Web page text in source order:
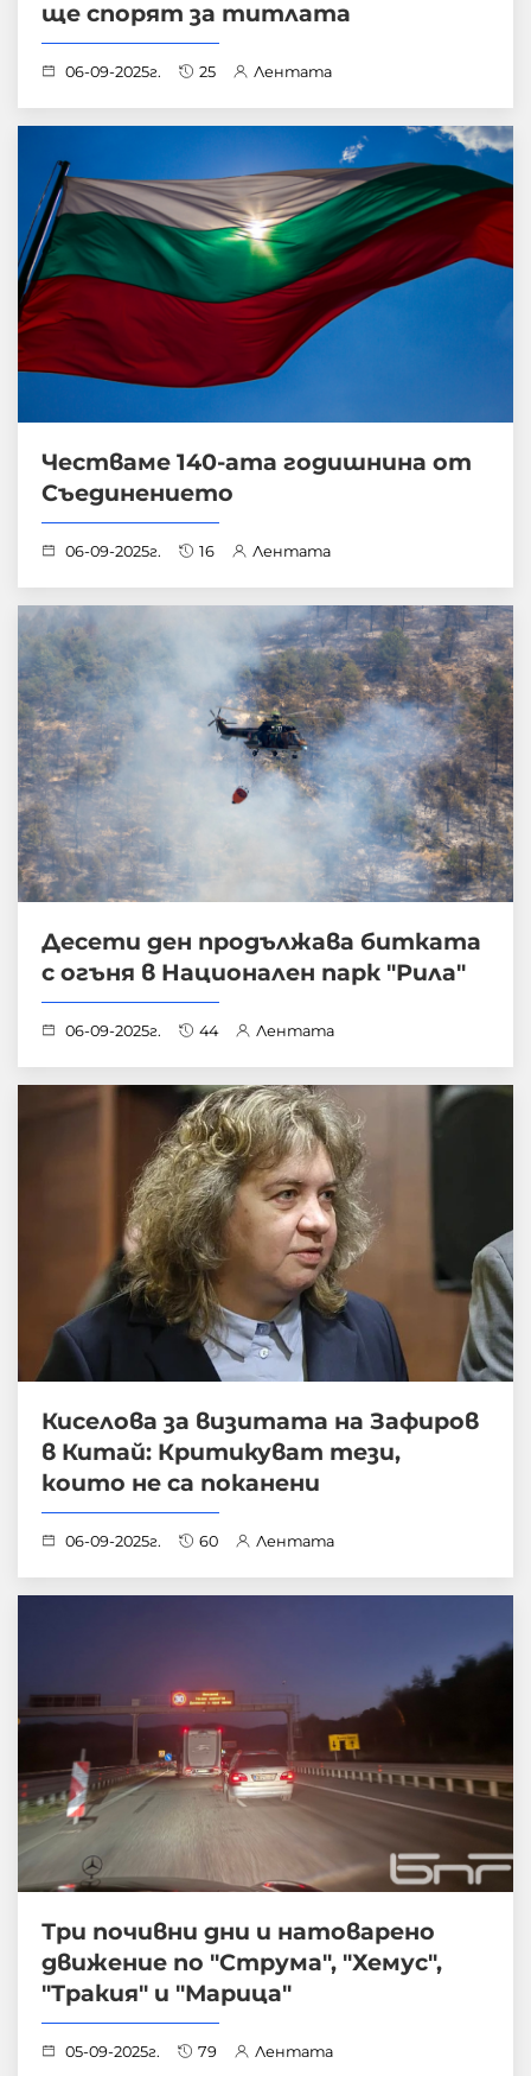
ще спорят за титлата
06-09-2025г. 25 Лентата
Честваме 140-ата годишнина от
Съединението
06-09-2025г. 16 Лентата
Десети ден продължава битката
с огъня в Национален парк "Рила"
06-09-2025г. 44 Лентата
Киселова за визитата на Зафиров
в Китай: Критикуват тези,
които не са поканени
06-09-2025г. 60 Лентата
Три почивни дни и натоварено
движение по "Струма", "Хемус",
"Тракия" и "Марица"
05-09-2025г. 79 Лентата